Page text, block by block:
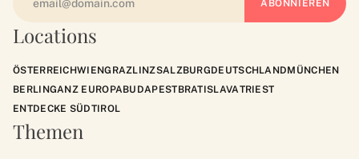
Locations
ÖSTERREICHWIENGRAZLINZSALZBURGDEUTSCHLANDMÜNCHEN
BERLINGANZ EUROPABUDAPESTBRATISLAVATRIEST
ENTDECKE SÜDTIROL
Themen